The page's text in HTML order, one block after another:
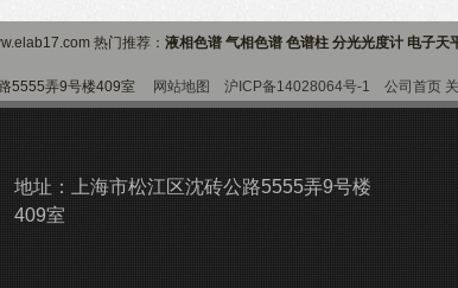
热门推荐： 液相色谱 气相色谱 色谱柱 分光光度计 电子
5555弄9号楼409室 网站地图 沪ICP备14028064号-1 公司首页
地址：上海市松江区沈砖公路5555弄9号楼
409室